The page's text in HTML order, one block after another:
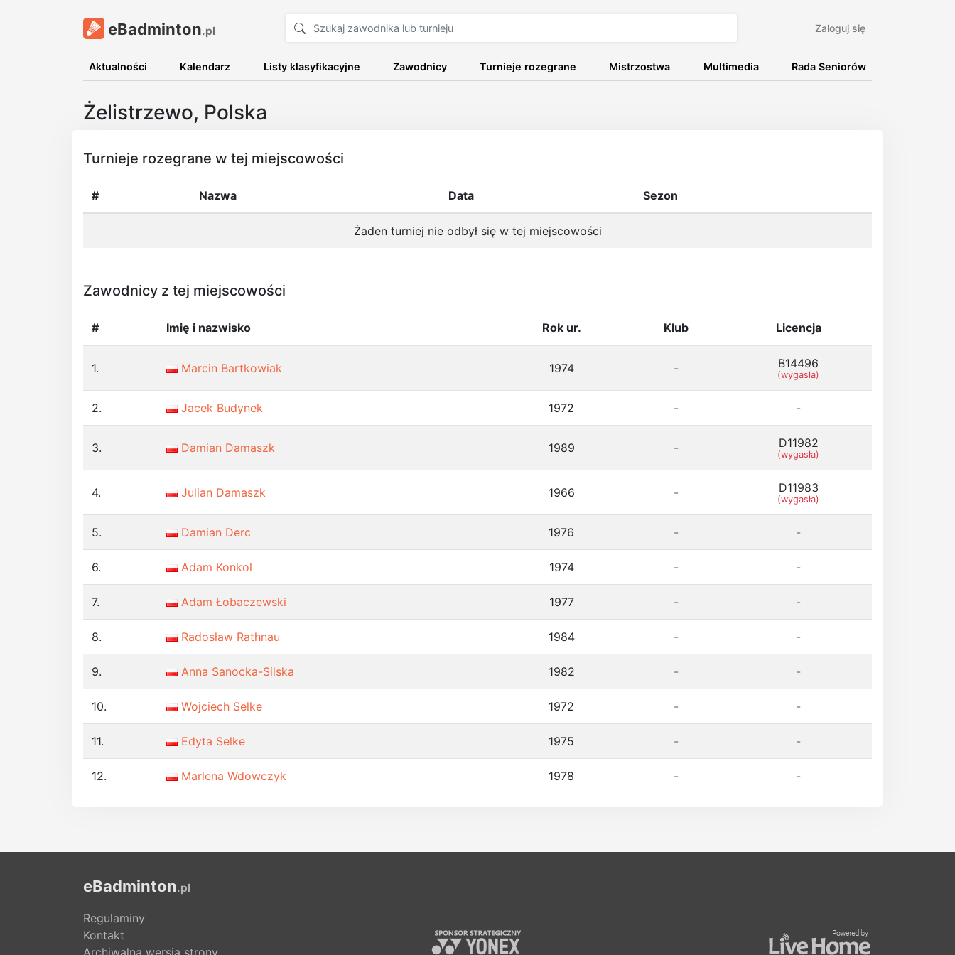
eBadminton.pl Zaloguj się
Aktualności Kalendarz Listy klasyfikacyjne Zawodnicy Turnieje rozegrane Mistrzostwa Multimedia Rada Seniorów
Żelistrzewo, Polska
Turnieje rozegrane w tej miejscowości
# Nazwa Data Sezon
Żaden turniej nie odbył się w tej miejscowości
Zawodnicy z tej miejscowości
# Imię i nazwisko Rok ur. Klub Licencja
1. Marcin Bartkowiak 1974 - B14496
(wygasła)
2. Jacek Budynek 1972 - -
3. Damian Damaszk 1989 - D11982
(wygasła)
4. Julian Damaszk 1966 - D11983
(wygasła)
5. Damian Derc 1976 - -
6. Adam Konkol 1974 - -
7. Adam Łobaczewski 1977 - -
8. Radosław Rathnau 1984 - -
9. Anna Sanocka-Silska 1982 - -
10. Wojciech Selke 1972 - -
11. Edyta Selke 1975 - -
12. Marlena Wdowczyk 1978 - -
eBadminton.pl
Regulaminy
Kontakt
Archiwalna wersja strony